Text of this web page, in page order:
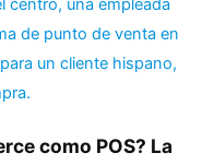
como POS? La